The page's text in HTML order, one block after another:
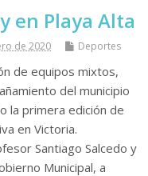
en Playa Alta
de 2020 Deportes
de equipos mixtos,
del municipio
la primera edición de
en Victoria.
Santiago Salcedo y
Municipal, a